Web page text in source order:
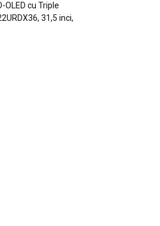
OLED cu Triple
31,5 inci,